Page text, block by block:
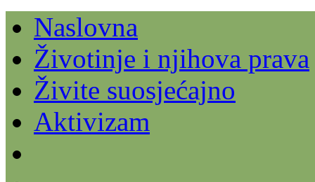
Naslovna
Životinje i njihova prava
Živite suosjećajno
Aktivizam